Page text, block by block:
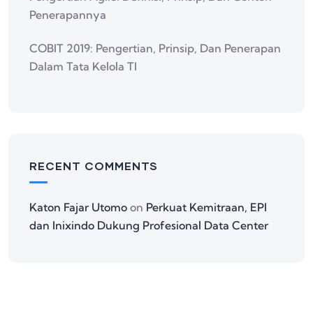
Penerapannya
COBIT 2019: Pengertian, Prinsip, Dan Penerapan
Dalam Tata Kelola TI
RECENT COMMENTS
Katon Fajar Utomo on Perkuat Kemitraan, EPI
dan Inixindo Dukung Profesional Data Center